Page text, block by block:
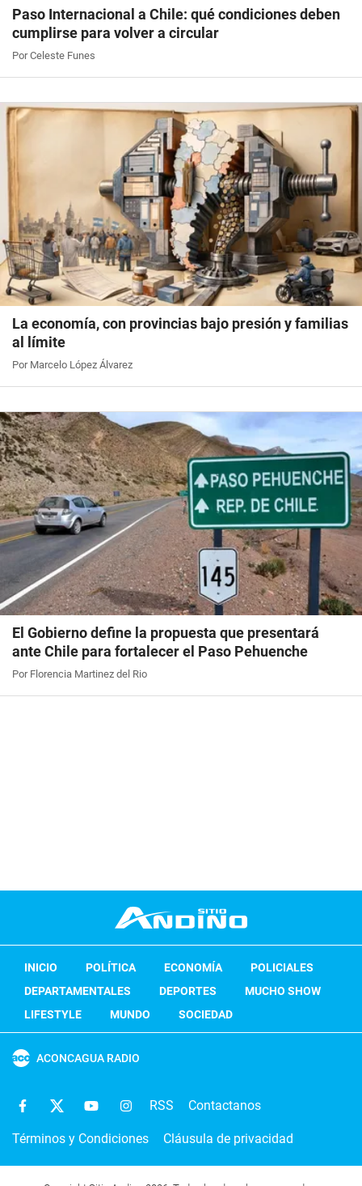
Paso Internacional a Chile: qué condiciones deben
cumplirse para volver a circular
Por Celeste Funes
La economía, con provincias bajo presión y familias
al límite
Por Marcelo López Álvarez
El Gobierno define la propuesta que presentará
ante Chile para fortalecer el Paso Pehuenche
Por Florencia Martinez del Rio
INICIO POLÍTICA ECONOMÍA
POLICIALES
DEPARTAMENTALES
DEPORTES
MUCHO SHOW
LIFESTYLE
MUNDO SOCIEDAD
ACONCAGUA RADIO
RSS Contactanos
Términos y Condiciones Cláusula de privacidad